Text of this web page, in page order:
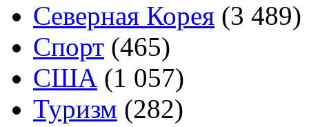
Северная Корея (3 489)
Спорт (465)
США (1 057)
Туризм (282)